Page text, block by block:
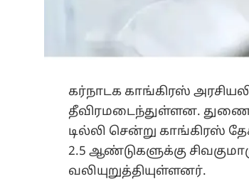
கர்நாடக காங்கிரஸ்
தீவிரமடைந்துள்ளன. துணை
டில்லி சென்று காங்கிரஸ்
2.5 ஆண்டுகளுக்கு
வலியுறுத்தியுள்ளனர்.